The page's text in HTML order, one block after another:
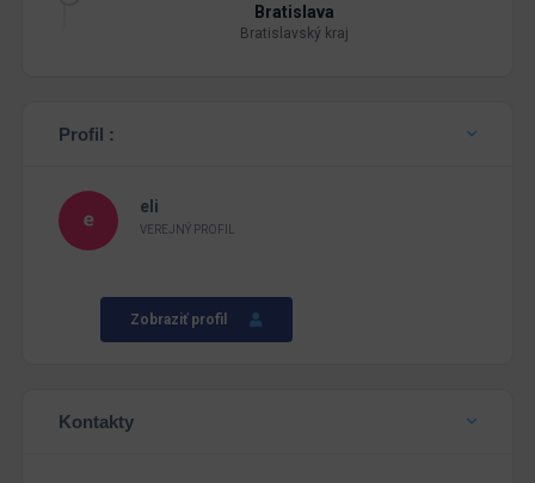
Bratislava
Bratislavský kraj
Profil :
eli
VEREJNÝ PROFIL
Zobraziť profil
Kontakty